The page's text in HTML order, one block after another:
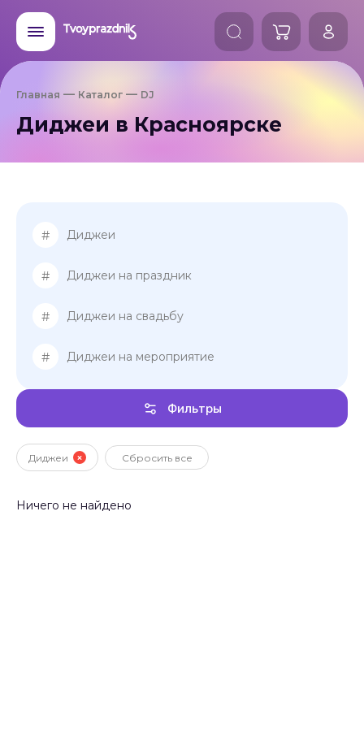
Главная Каталог DJ
Диджеи в Красноярске
# Диджеи
# Диджеи на праздник
# Диджеи на свадьбу
# Диджеи на мероприятие
Фильтры
Диджеи Сбросить все
Ничего не найдено